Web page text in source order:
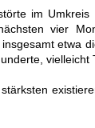
im
vier
etwa
vielleicht